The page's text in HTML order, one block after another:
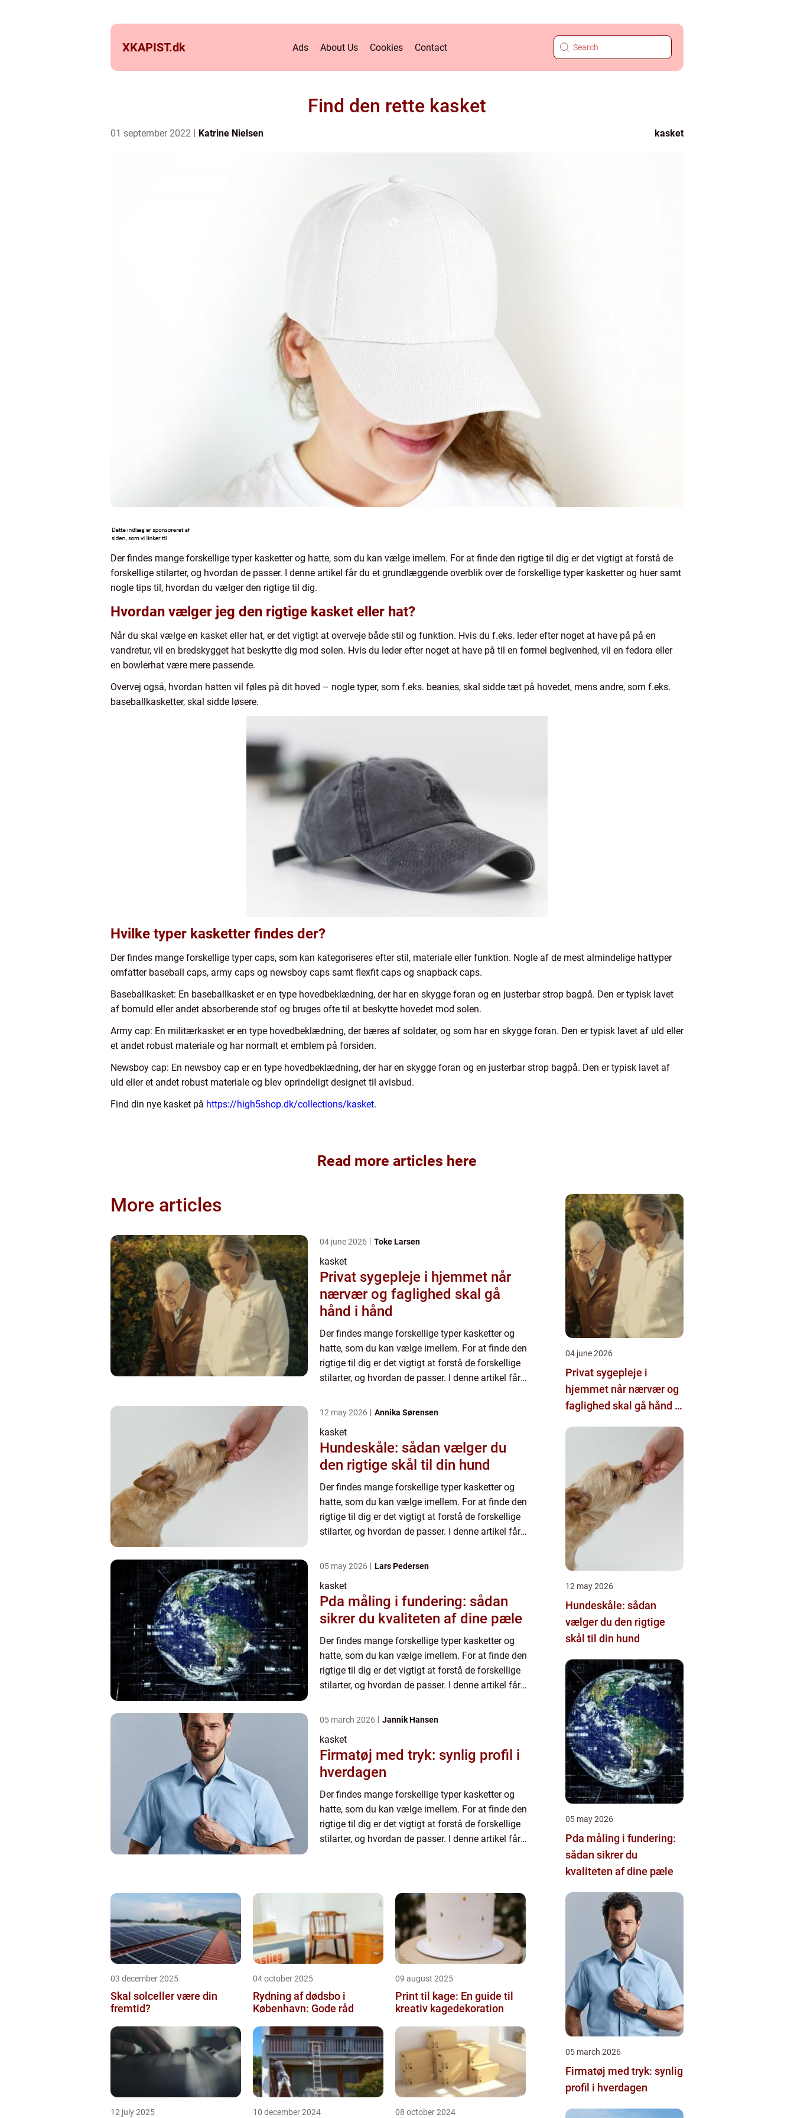
XKAPIST.dk Ads About Us Cookies Contact
Find den rette kasket
01 september 2022 Katrine Nielsen kasket
Der findes mange forskellige typer kasketter og hatte, som du kan vælge imellem. For at finde den rigtige til dig er det vigtigt at forstå de
forskellige stilarter, og hvordan de passer. I denne artikel får du et grundlæggende overblik over de forskellige typer kasketter og huer samt
nogle tips til, hvordan du vælger den rigtige til dig.
Hvordan vælger jeg den rigtige kasket eller hat?
Når du skal vælge en kasket eller hat, er det vigtigt at overveje både stil og funktion. Hvis du f.eks. leder efter noget at have på på en
vandretur, vil en bredskygget hat beskytte dig mod solen. Hvis du leder efter noget at have på til en formel begivenhed, vil en fedora eller
en bowlerhat være mere passende.
Overvej også, hvordan hatten vil føles på dit hoved – nogle typer, som f.eks. beanies, skal sidde tæt på hovedet, mens andre, som f.eks.
baseballkasketter, skal sidde løsere.
Hvilke typer kasketter findes der?
Der findes mange forskellige typer caps, som kan kategoriseres efter stil, materiale eller funktion. Nogle af de mest almindelige hattyper
omfatter baseball caps, army caps og newsboy caps samt flexfit caps og snapback caps.
Baseballkasket: En baseballkasket er en type hovedbeklædning, der har en skygge foran og en justerbar strop bagpå. Den er typisk lavet
af bomuld eller andet absorberende stof og bruges ofte til at beskytte hovedet mod solen.
Army cap: En militærkasket er en type hovedbeklædning, der bæres af soldater, og som har en skygge foran. Den er typisk lavet af uld eller
et andet robust materiale og har normalt et emblem på forsiden.
Newsboy cap: En newsboy cap er en type hovedbeklædning, der har en skygge foran og en justerbar strop bagpå. Den er typisk lavet af
uld eller et andet robust materiale og blev oprindeligt designet til avisbud.
Find din nye kasket på https://high5shop.dk/collections/kasket.
Read more articles here
More articles
04 june 2026 Toke Larsen
kasket
Privat sygepleje i hjemmet når
nærvær og faglighed skal gå
hånd i hånd
Der findes mange forskellige typer kasketter og
hatte, som du kan vælge imellem. For at finde den
rigtige til dig er det vigtigt at forstå de forskellige
stilarter, og hvordan de passer. I denne artikel får
12 may 2026 Annika Sørensen
kasket
Hundeskåle: sådan vælger du
den rigtige skål til din hund
Der findes mange forskellige typer kasketter og
hatte, som du kan vælge imellem. For at finde den
rigtige til dig er det vigtigt at forstå de forskellige
stilarter, og hvordan de passer. I denne artikel får
05 may 2026 Lars Pedersen
kasket
Pda måling i fundering: sådan
sikrer du kvaliteten af dine pæle
Der findes mange forskellige typer kasketter og
hatte, som du kan vælge imellem. For at finde den
rigtige til dig er det vigtigt at forstå de forskellige
stilarter, og hvordan de passer. I denne artikel får
05 march 2026 Jannik Hansen
kasket
Firmatøj med tryk: synlig profil i
hverdagen
Der findes mange forskellige typer kasketter og
hatte, som du kan vælge imellem. For at finde den
rigtige til dig er det vigtigt at forstå de forskellige
stilarter, og hvordan de passer. I denne artikel får
03 december 2025
Skal solceller være din
fremtid?
04 october 2025
Rydning af dødsbo i
København: Gode råd
09 august 2025
Print til kage: En guide til
kreativ kagedekoration
12 july 2025 10 december 2024 08 october 2024
04 june 2026
Privat sygepleje i
hjemmet når nærvær og
faglighed skal gå hånd i
12 may 2026
Hundeskåle: sådan
vælger du den rigtige
skål til din hund
05 may 2026
Pda måling i fundering:
sådan sikrer du
kvaliteten af dine pæle
05 march 2026
Firmatøj med tryk: synlig
profil i hverdagen